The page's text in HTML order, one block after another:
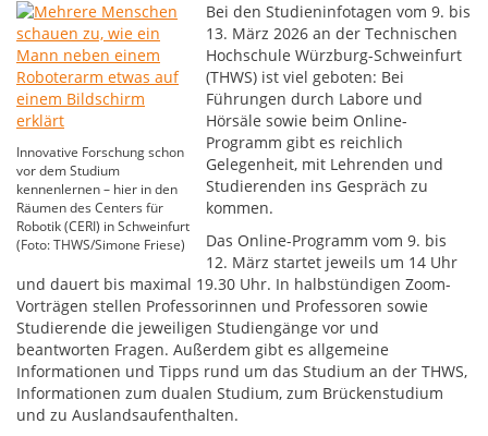
Innovative Forschung schon
vor dem Studium
kennenlernen – hier in den
Räumen des Centers für
Robotik (CERI) in Schweinfurt
(Foto: THWS/Simone Friese)
Bei den Studieninfotagen vom 9. bis
13. März 2026 an der Technischen
Hochschule Würzburg-Schweinfurt
(THWS) ist viel geboten: Bei
Führungen durch Labore und
Hörsäle sowie beim Online-
Programm gibt es reichlich
Gelegenheit, mit Lehrenden und
Studierenden ins Gespräch zu
kommen.
Das Online-Programm vom 9. bis
12. März startet jeweils um 14 Uhr
und dauert bis maximal 19.30 Uhr. In halbstündigen Zoom-
Vorträgen stellen Professorinnen und Professoren sowie
Studierende die jeweiligen Studiengänge vor und
beantworten Fragen. Außerdem gibt es allgemeine
Informationen und Tipps rund um das Studium an der THWS,
Informationen zum dualen Studium, zum Brückenstudium
und zu Auslandsaufenthalten.